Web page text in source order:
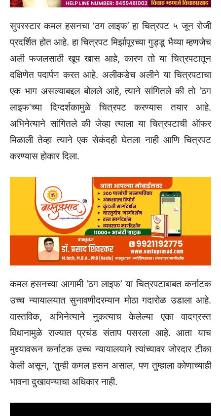
सुपरस्टार कमल हसनचा ‘ठग लाइफ’ हा चित्रपट ५ जून रोजी
प्रदर्शित होत आहे. हा चित्रपट मिर्झापूरच्या गुड्डू भैय्या म्हणजेच
अली फजलसाठी खूप खास आहे, कारण तो या चित्रपटातून
दक्षिणेत पदार्पण करत आहे. अलीकडेच अलीने या चित्रपटाचा
एक भाग असल्याबद्दल बोलले आहे, त्याने सांगितले की तो ‘ठग
लाइफ’च्या दिग्दर्शकामुळे चित्रपट करण्यास तयार आहे.
अभिनेत्याने सांगितले की जेव्हा त्याला या चित्रपटाची ऑफर
मिळाली तेव्हा त्याने एक सेकंदही घेतला नाही आणि चित्रपट
करण्यास होकार दिला.
कमल हसनच्या आगामी ‘ठग लाइफ’ या चित्रपटाबाबत कर्नाटक
उच्च न्यायालयात सुनावणीदरम्यान मोठा गदारोळ उडाला आहे.
वास्तविक, अभिनेत्याने नुकत्याच केलेल्या एका वादग्रस्त
विधानामुळे राज्यात प्रचंड संताप पसरला आहे. आता याच
मुद्द्यावरून कर्नाटक उच्च न्यायालयाने त्यांच्यावर जोरदार टीका
केली असून, ‘तुम्ही कमल हसन असाल, पण तुम्हाला कोणाच्याही
भावना दुखावण्याचा अधिकार नाही.